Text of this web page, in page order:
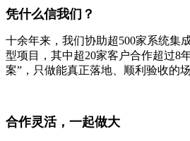
凭什么信我们？
十余年来，我们协助超500家系统集
型项目，其中超20家客户合作超过8
案”，只做能真正落地、顺利验收的
合作灵活，一起做大